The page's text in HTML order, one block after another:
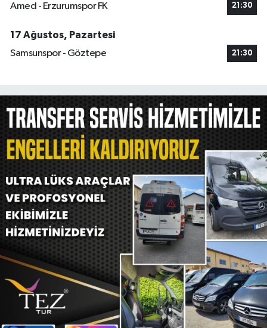
Amed - Erzurumspor FK 21:30
17 Ağustos, Pazartesi
Samsunspor - Göztepe
21:30